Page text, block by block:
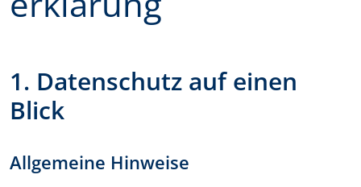
1. Datenschutz auf einen
Blick
Allgemeine Hinweise